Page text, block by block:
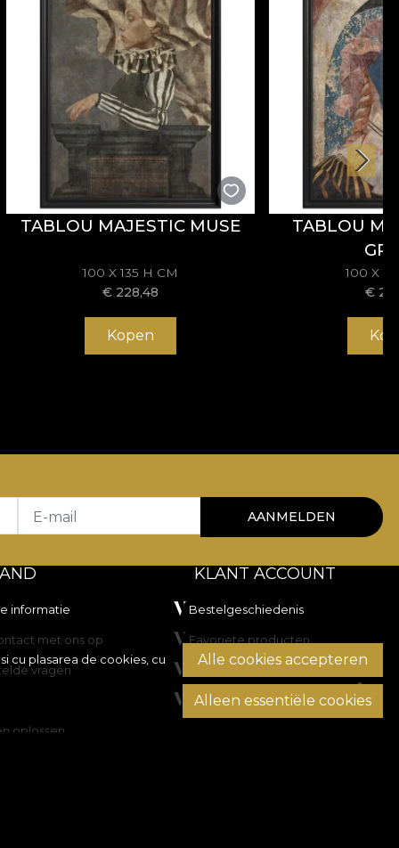
TABLOU MAJESTIC MUSE
100 X 135 H CM
€ 228,48
Kopen
TABLOU
100 X
€
si cu plasarea de cookies, cu
Alle cookies accepteren
Alleen essentiële cookies
E-mail AANMELDEN
informatie
met ons op
vragen
oplossen
KLANT ACCOUNT
Bestelgeschiedenis
Favoriete producten
Transport en retourzendingen